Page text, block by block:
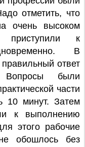
отметить, что
очень высоком
приступили к
В
ответ
были
части
10 минут. Затем
к выполнению
этого рабочие
обошлось без